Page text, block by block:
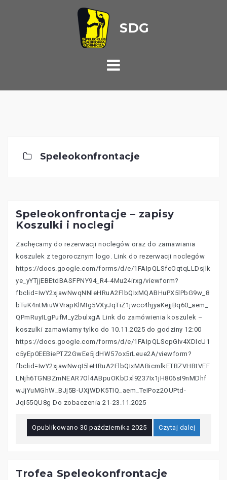
Speleokonfrontacje
Speleokonfrontacje – zapisy
Koszulki i noclegi
Zachęcamy do rezerwacji noclegów oraz do zamawiania
koszulek z tegorocznym logo. Link do rezerwacji noclegów
https://docs.google.com/forms/d/e/1FAIpQLSfcOqtqLLDsjlk
ye_yYTjjEBEtdBASFPNY94_R4-4Mu24irxg/viewform?
fbclid=IwY2xjawNwqNNleHRuA2FlbQIxMQABHuPX5lPbG9w_8
bTuK4ntMiuWVrapKlMIg5VXyJqTiZ1jwcc4hjyaKejjBq60_aem_
QPmRuyILgPufM_y2bulxgA Link do zamówienia koszulek –
koszulki zamawiamy tylko do 10.11.2025 do godziny 12:00
https://docs.google.com/forms/d/e/1FAIpQLScpGIv4XDlcU1
c5yEp0EEBiePTZ2GwEe5jdHW57ox5rLeue2A/viewform?
fbclid=IwY2xjawNwqI5leHRuA2FlbQIxMABicmlkETBZVHBtVEF
LNjh6TGNBZmNEAR7Ol4ABpuOKbDxl9237Ix1jH806sI9nMDhf
wJjYuMGhW_BJj5B-UXjWDK5TIQ_aem_TeIPoz2OUPtd-
JqI55QU8g Do zobaczenia 21-23.11.2025
Opublikowano 30 października 2025 Czytaj dalej
Trofea Speleokonfrontacje